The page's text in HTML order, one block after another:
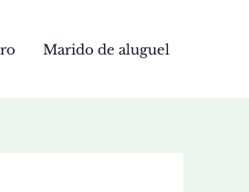
Marido de aluguel